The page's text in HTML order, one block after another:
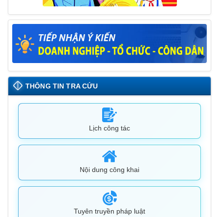
THÔNG TIN TRA CỨU
Lịch công tác
Nội dung công khai
Tuyên truyền pháp luật